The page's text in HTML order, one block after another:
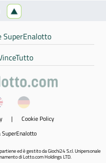
SuperEnalotto
| Cookie Policy
ed è gestito da Giochi24 S.r.l. Unipersonale
di Lotto.com Holdings LTD.